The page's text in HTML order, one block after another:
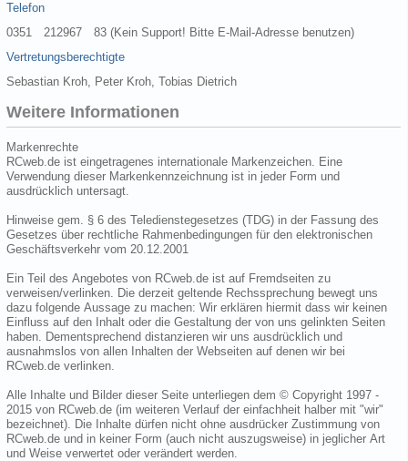
Telefon
0351 212967 83 (Kein Support! Bitte E-Mail-Adresse benutzen)
Vertretungsberechtigte
Sebastian Kroh, Peter Kroh, Tobias Dietrich
Weitere Informationen
Markenrechte
RCweb.de ist eingetragenes internationale Markenzeichen. Eine
Verwendung dieser Markenkennzeichnung ist in jeder Form und
ausdrücklich untersagt.
Hinweise gem. § 6 des Teledienstegesetzes (TDG) in der Fassung des
Gesetzes über rechtliche Rahmenbedingungen für den elektronischen
Geschäftsverkehr vom 20.12.2001
Ein Teil des Angebotes von RCweb.de ist auf Fremdseiten zu
verweisen/verlinken. Die derzeit geltende Rechssprechung bewegt uns
dazu folgende Aussage zu machen: Wir erklären hiermit dass wir keinen
Einfluss auf den Inhalt oder die Gestaltung der von uns gelinkten Seiten
haben. Dementsprechend distanzieren wir uns ausdrücklich und
ausnahmslos von allen Inhalten der Webseiten auf denen wir bei
RCweb.de verlinken.
Alle Inhalte und Bilder dieser Seite unterliegen dem © Copyright 1997 -
2015 von RCweb.de (im weiteren Verlauf der einfachheit halber mit "wir"
bezeichnet). Die Inhalte dürfen nicht ohne ausdrücker Zustimmung von
RCweb.de und in keiner Form (auch nicht auszugsweise) in jeglicher Art
und Weise verwertet oder verändert werden.